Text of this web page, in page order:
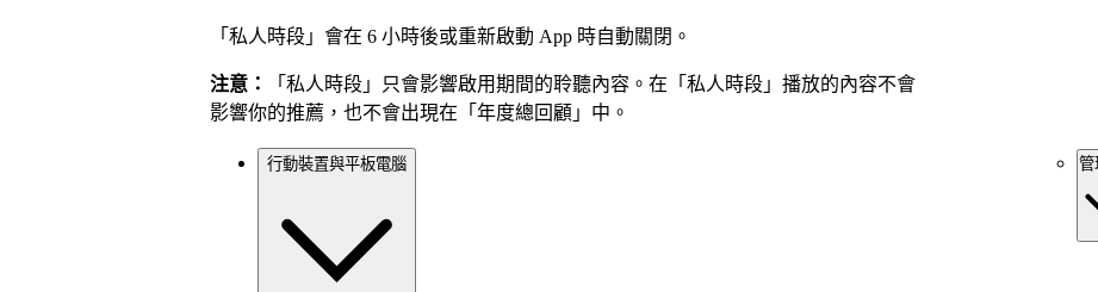
「私人時段」會在 6 小時後或重新啟動 App 時自動關閉。
注意：
「私人時段」只會影響啟用期間的聆聽內容。在「私人時段」播放的內容不會
影響你的推薦，也不會出現在「年度總回顧」中。
行動裝置與平板電腦 管